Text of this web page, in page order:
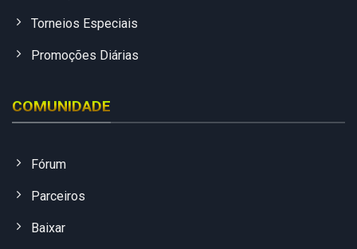
Torneios Especiais
Promoções Diárias
COMUNIDADE
Fórum
Parceiros
Baixar